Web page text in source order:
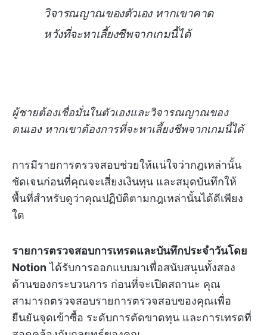
วิจารณญาณของตัวเอง หากเขาคาด
หวังที่จะหาเลี้ยงชีพจากเกมนี้ได้
ผู้ชายต้องเชื่อมั่นในตัวเองและวิจารณญาณของ
ตนเอง หากเขาต้องการที่จะหาเลี้ยงชีพจากเกมนี้ได้
การมีรายการตรวจสอบช่วยให้แน่ใจว่ากฎเหล่านั้น
ชัดเจนก่อนที่คุณจะเสี่ยงเงินทุน และสมุดบันทึกให้
พื้นที่สำหรับดูว่าคุณปฏิบัติตามกฎเหล่านั้นได้ดีเพียง
ใด
รายการตรวจสอบการเทรดและบันทึกประจำวันโดย
Notionได้รับการออกแบบมาเพื่อสนับสนุนทั้งสอง
ด้านของกระบวนการ ก่อนที่จะเปิดสถานะ คุณ
สามารถตรวจสอบรายการตรวจสอบของคุณเพื่อ
ยืนยันจุดเข้าซื้อ ระดับการตัดขาดทุน และการเทรดที่